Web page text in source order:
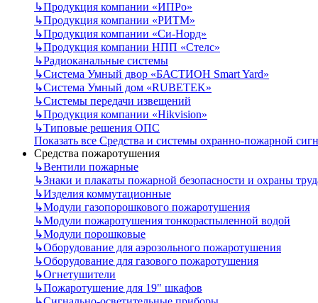
↳Продукция компании «ИПРо»
↳Продукция компании «РИТМ»
↳Продукция компании «Си-Норд»
↳Продукция компании НПП «Стелс»
↳Радиоканальные системы
↳Система Умный двор «БАСТИОН Smart Yard»
↳Система Умный дом «RUBETEK»
↳Системы передачи извещений
↳Продукция компании «Hikvision»
↳Типовые решения ОПС
Показать все Средства и системы охранно-пожарной
Средства пожаротушения
↳Вентили пожарные
↳Знаки и плакаты пожарной безопасности и охраны
↳Изделия коммутационные
↳Модули газопорошкового пожаротушения
↳Модули пожаротушения тонкораспыленной водой
↳Модули порошковые
↳Оборудование для аэрозольного пожаротушения
↳Оборудование для газового пожаротушения
↳Огнетушители
↳Пожаротушение для 19" шкафов